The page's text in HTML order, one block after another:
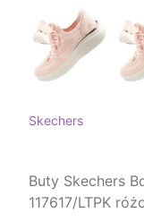
Skechers
Buty Skechers
117617/LTPK